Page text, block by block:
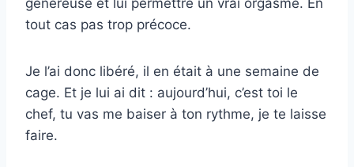
tout cas pas trop précoce.
Je l’ai donc libéré, il en était à une semaine de
cage. Et je lui ai dit : aujourd’hui, c’est toi le
chef, tu vas me baiser à ton rythme, je te laisse
faire.